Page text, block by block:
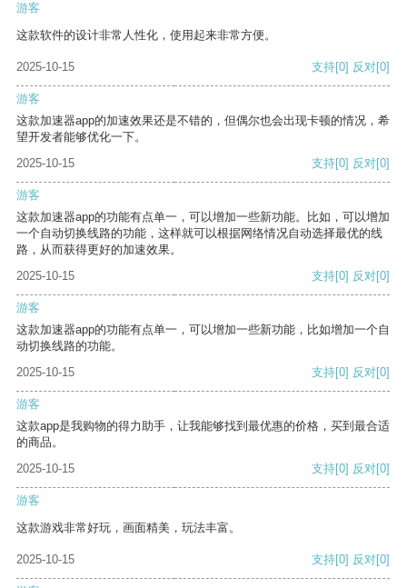
游客
这款软件的设计非常人性化，使用起来非常方便。
2025-10-15 支持[0] 反对[0]
游客
这款加速器app的加速效果还是不错的，但偶尔也会出现卡顿的情况，希
望开发者能够优化一下。
2025-10-15
支持[0] 反对[0]
游客
这款加速器app的功能有点单一，可以增加一些新功能。比如，可以增加
一个自动切换线路的功能，这样就可以根据网络情况自动选择最优的线
路，从而获得更好的加速效果。
2025-10-15
支持[0] 反对[0]
游客
这款加速器app的功能有点单一，可以增加一些新功能，比如增加一个自
动切换线路的功能。
2025-10-15
支持[0] 反对[0]
游客
这款app是我购物的得力助手，让我能够找到最优惠的价格，买到最合适
的商品。
2025-10-15
支持[0] 反对[0]
游客
这款游戏非常好玩，画面精美，玩法丰富。
2025-10-15 支持[0] 反对[0]